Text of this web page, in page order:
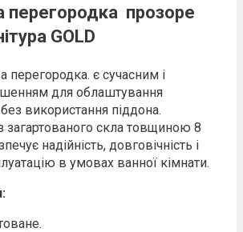
перегородка прозоре
GOLD
перегородка. є сучасним і
м для облаштування
використання піддона.
загартованого скла товщиною 8
надійність, довговічність і
луатацію в умовах ванної кімнати.